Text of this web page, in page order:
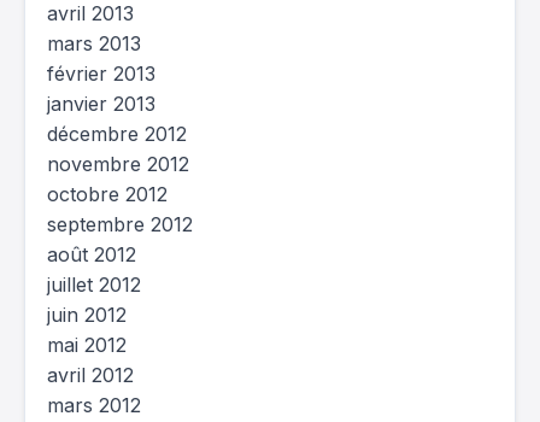
avril 2013
mars 2013
février 2013
janvier 2013
décembre 2012
novembre 2012
octobre 2012
septembre 2012
août 2012
juillet 2012
juin 2012
mai 2012
avril 2012
mars 2012